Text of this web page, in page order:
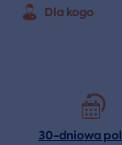
Dla kogo
30-dniowa